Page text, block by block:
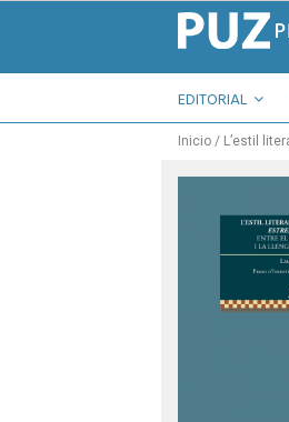
EDITORIAL
Inicio L’estil